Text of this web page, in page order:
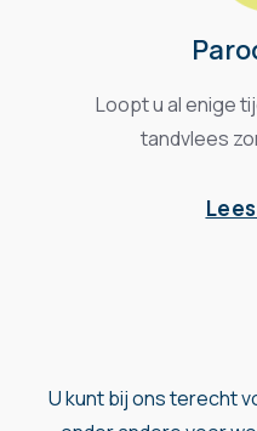
Loopt u al enige
tandvlees
U kunt bij ons terecht